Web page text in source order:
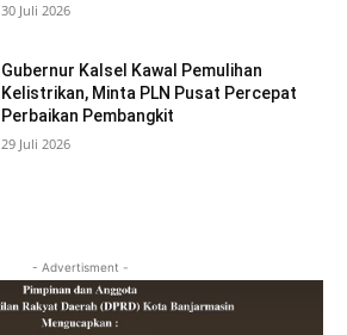
30 Juli 2026
Gubernur Kalsel Kawal Pemulihan
Kelistrikan, Minta PLN Pusat Percepat
Perbaikan Pembangkit
29 Juli 2026
- Advertisment -